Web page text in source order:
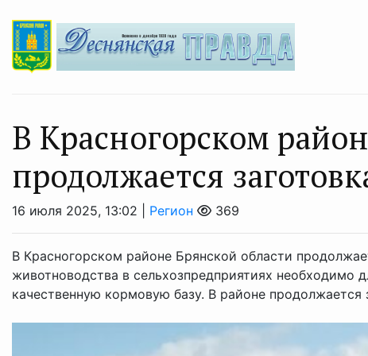
В Красногорском
продолжается
16 июля 2025, 13:02 | Регион 369
В Красногорском районе Брянской области
животноводства в сельхозпредприятиях необходимо
качественную кормовую базу. В районе продолжается